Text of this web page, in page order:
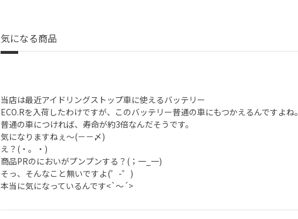
気になる商品
当店は最近アイドリングストップ車に使えるバッテリー
ECO.Rを入荷したわけですが、このバッテリー普通の車にもつかえるんですよね。
普通の車につければ、寿命が約3倍なんだそうです。
気になりますねぇ～(－－〆)
え？(・。・)
商品PRのにおいがプンプンする？(；一_一)
そっ、そんなこと無いですよ(゜-゜)
本当に気になっているんです<`～´>